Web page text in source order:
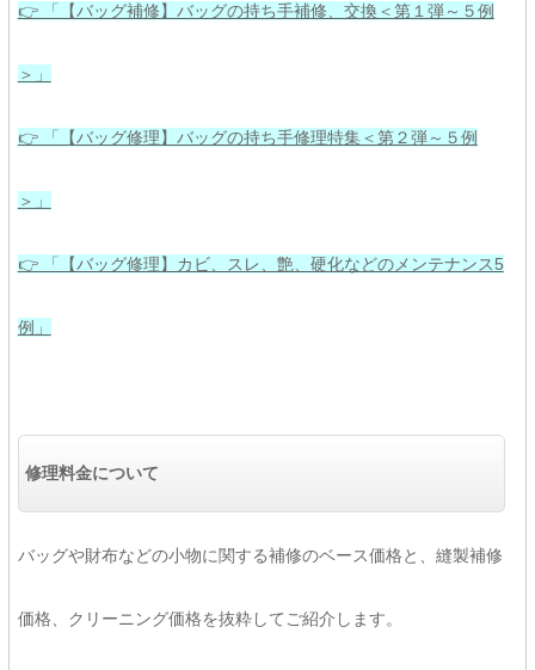
👉 「【バッグ補修】バッグの持ち手補修、交換＜第１弾～５例
＞」
👉 「【バッグ修理】バッグの持ち手修理特集＜第２弾～５例
＞」
👉 「【バッグ修理】カビ、スレ、艶、硬化などのメンテナンス5
例」
修理料金について
バッグや財布などの小物に関する補修のベース価格と、縫製補修
価格、クリーニング価格を抜粋してご紹介します。